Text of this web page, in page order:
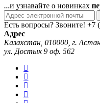
...и узнавайте о новинках
Есть вопросы? Звоните! +7
Адрес
Казахстан, 010000, г.
ул. Достык 9 оф. 562